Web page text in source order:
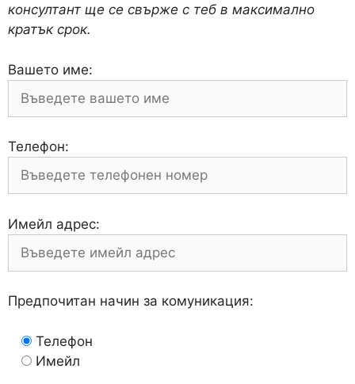
консултант ще се свърже с теб в максимално
кратък срок.
Вашето име:
Телефон:
Имейл адрес:
Предпочитан начин за комуникация:
Телефон
Имейл